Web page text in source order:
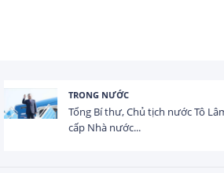
HOẠT ĐỘNG ĐẦU TƯ
Tổng vốn FDI đăng ký vào
USD trong 5 tháng...